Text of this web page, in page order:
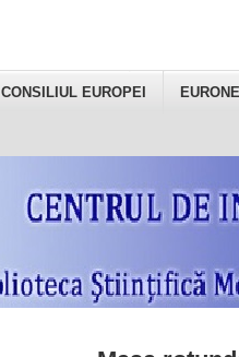
CONSILIUL EUROPEI